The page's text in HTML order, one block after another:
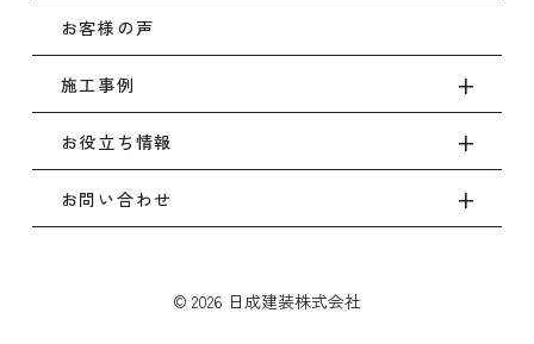
お客様の声
施工事例
お役立ち情報
お問い合わせ
© 2026 日成建装株式会社